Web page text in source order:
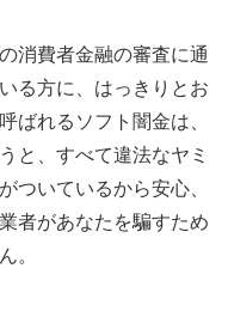
消費者金融の審査に通
る方に、はっきりとお
ばれるソフト闇金は、
と、すべて違法なヤミ
ついているから安心、
者があなたを騙すため
。